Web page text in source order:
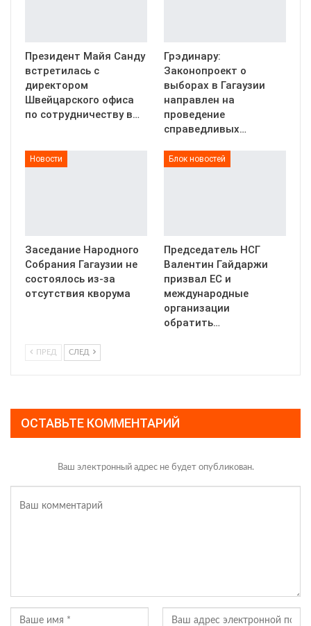
Президент Майя Санду
встретилась с
директором
Швейцарского офиса
по сотрудничеству в…
Грэдинару:
Законопроект о
выборах в Гагаузии
направлен на
проведение
справедливых…
Новости
Заседание Народного
Собрания Гагаузии не
состоялось из-за
отсутствия кворума
Блок новостей
Председатель НСГ
Валентин Гайдаржи
призвал ЕС и
международные
организации
обратить…
ПРЕД СЛЕД
ОСТАВЬТЕ КОММЕНТАРИЙ
Ваш электронный адрес не будет опубликован.